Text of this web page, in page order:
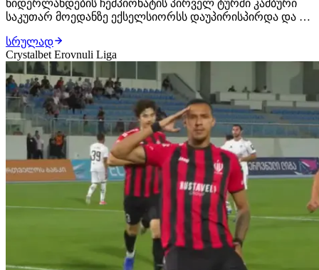
ნიდერლანდების ჩემპიონატის პირველ ტურში კამბური
საკუთარ მოედანზე ექსელსიორსს დაუპირისპირდა და 0:4
ექსელსიორსის ქართველი ფეხბურთელი ირაკლი
იეგოიანი. ერედივიზონის ახალი სეზონის პირველი გოლი
სწორედ იეგოიანის ანგარიშზეა. მან ანგარიში მე-17 წუთზე
გ…
სრულად
Crystalbet Erovnuli Liga